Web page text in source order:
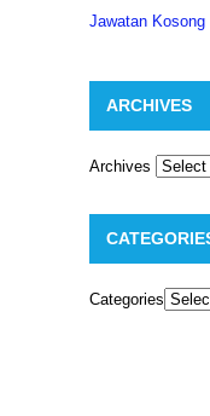
Jawatan Kosong
ARCHIVES
Archives
Categories